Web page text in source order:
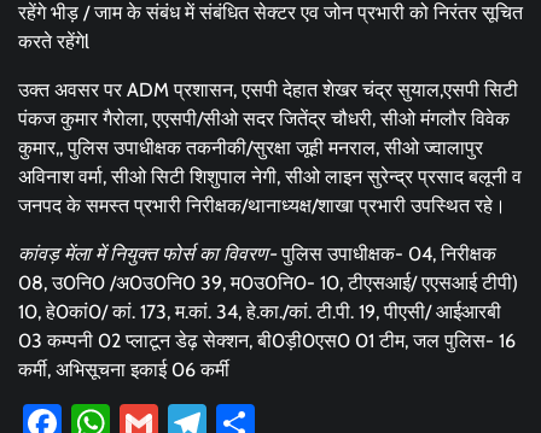
रहेंगे भीड़ / जाम के संबंध में संबंधित सेक्टर एव जोन प्रभारी को निरंतर सूचित
करते रहेंगेl
उक्त अवसर पर ADM प्रशासन, एसपी देहात शेखर चंद्र सुयाल,एसपी सिटी
पंकज कुमार गैरोला, एएसपी/सीओ सदर जितेंद्र चौधरी, सीओ मंगलौर विवेक
कुमार,, पुलिस उपाधीक्षक तकनीकी/सुरक्षा जूही मनराल, सीओ ज्वालापुर
अविनाश वर्मा, सीओ सिटी शिशुपाल नेगी, सीओ लाइन सुरेन्द्र प्रसाद बलूनी व
जनपद के समस्त प्रभारी निरीक्षक/थानाध्यक्ष/शाखा प्रभारी उपस्थित रहे।
कांवड़ मेंला में नियुक्त फोर्स का विवरण-पुलिस उपाधीक्षक- 04, निरीक्षक
08, उ0नि0 /अ0उ0नि0 39, म0उ0नि0- 10, टीएसआई/ एएसआई टीपी)
10, हे0कां0/ कां. 173, म.कां. 34, हे.का./कां. टी.पी. 19, पीएसी/ आईआरबी
03 कम्पनी 02 प्लाटून डेढ़ सेक्शन, बी0ड़ी0एस0 01 टीम, जल पुलिस- 16
कर्मी, अभिसूचना इकाई 06 कर्मी
Facebook
WhatsApp
GmailTelegram